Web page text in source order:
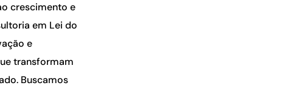
crescimento e
em Lei do
e
transformam
Buscamos